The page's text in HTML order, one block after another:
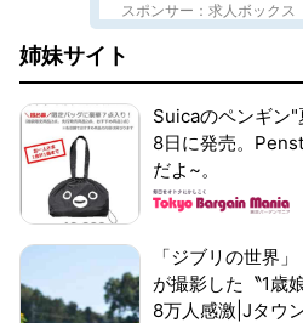
スポンサー：求人ボックス
姉妹サイト
Suicaのペンギン
8日に発売。
だよ~。
「ジブリの世界
が撮影した〝1歳
8万人感激|Jタウ